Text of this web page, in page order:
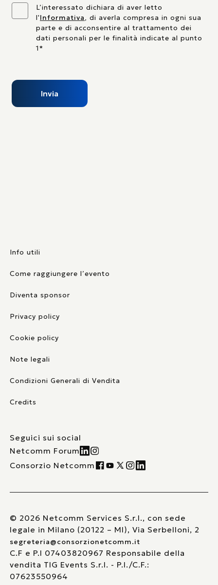
L’interessato dichiara di aver letto
l'Informativa, di averla compresa in ogni sua
parte e di acconsentire al trattamento dei
dati personali per le finalità indicate al punto
1*
Info utili
Come raggiungere l’evento
Diventa sponsor
Privacy policy
Cookie policy
Note legali
Condizioni Generali di Vendita
Credits
Seguici sui social
Netcomm Forum
Consorzio Netcomm
© 2026 Netcomm Services S.r.l., con sede
legale in Milano (20122 – MI), Via Serbelloni, 2
segreteria@consorzionetcomm.it
C.F e P.I 07403820967 Responsabile della
vendita TIG Events S.r.l. - P.I./C.F.:
07623550964